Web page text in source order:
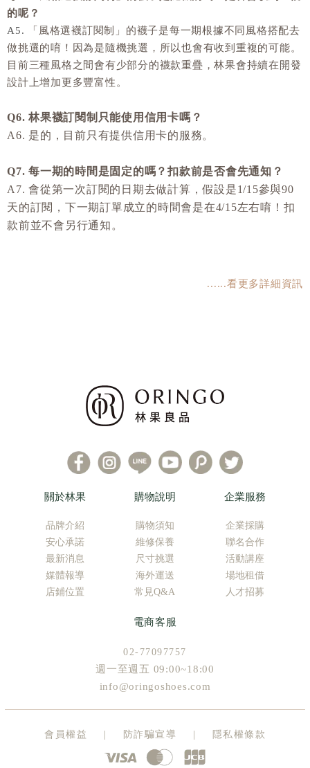
的呢？
A5.
「風格選襪訂閱制」的襪子是每一期根據不同風格搭配去
做挑選的唷！因為是隨機挑選，所以也會有收到重複的可能。
目前三種風格之間會有少部分的襪款重疊，林果會持續在開發
設計上增加更多豐富性。
Q6. 林果襪訂閱制只能使用信用卡嗎？
A6. 是的，目前只有提供信用卡的服務。
Q7. 每一期的時間是固定的嗎？扣款前是否會先通知？
A7. 會從第一次訂閱的日期去做計算，假設是1/15參與90
天的訂閱，下一期訂單成立的時間會是在4/15左右唷！扣
款前並不會另行通知。
......看更多詳細資訊
關於林果
品牌介紹
安心承諾
最新消息
媒體報導
店鋪位置
購物說明
購物須知
維修保養
尺寸挑選
海外運送
常見Q&A
企業服務
企業採購
聯名合作
活動講座
場地租借
人才招募
電商客服
02-77097757
週一至週五 09:00~18:00
info@oringoshoes.com
會員權益 | 防詐騙宣導 | 隱私權條款